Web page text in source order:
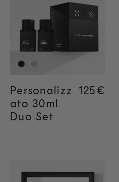
Personalizz
ato 30ml
Duo Set
125€